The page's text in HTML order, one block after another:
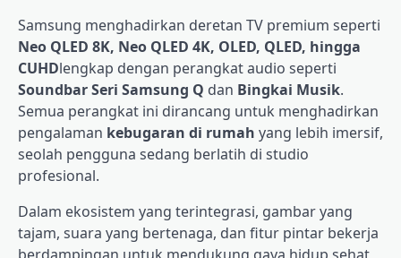
Samsung menghadirkan deretan TV premium seperti
Neo QLED 8K, Neo QLED 4K, OLED, QLED, hingga
CUHDlengkap dengan perangkat audio seperti
Soundbar Seri Samsung Q dan Bingkai Musik.
Semua perangkat ini dirancang untuk menghadirkan
pengalaman kebugaran di rumah yang lebih imersif,
seolah pengguna sedang berlatih di studio
profesional.
Dalam ekosistem yang terintegrasi, gambar yang
tajam, suara yang bertenaga, dan fitur pintar bekerja